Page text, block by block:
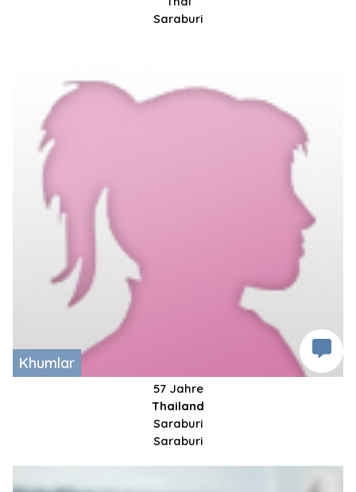
Saraburi
Khumlar
57 Jahre
Thailand
Saraburi
Saraburi